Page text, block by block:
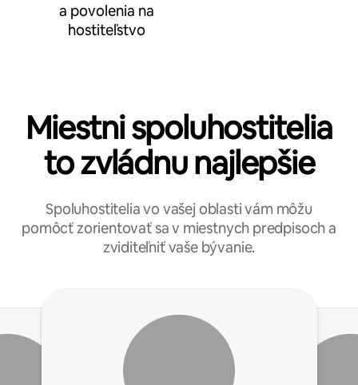
a povolenia na
hostiteľstvo
Miestni spoluhostitelia
to zvládnu najlepšie
Spoluhostitelia vo vašej oblasti vám môžu
pomôcť zorientovať sa v miestnych predpisoch a
zviditeľniť vaše bývanie.